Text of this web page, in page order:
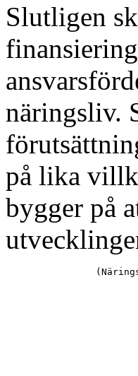
Slutligen
näringsliv.
på lika
bygger på